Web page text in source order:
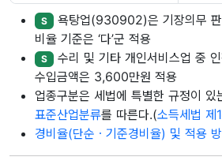
S 욕탕업(930902)은 기장의무 판
비율 기준은 ‘다’군 적용
S 수리 및 기타 개인서비스업 중
수입금액은 3,600만원 적용
업종구분은 세법에 특별한 규정이 있
표준산업분류를 따른다.(소득세법 제
경비율(단순ㆍ기준경비율) 및 적용